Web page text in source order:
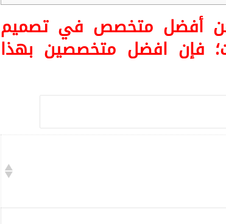
عن أفضل متخصص في تصميم
فإن افضل متخصصين بهذا